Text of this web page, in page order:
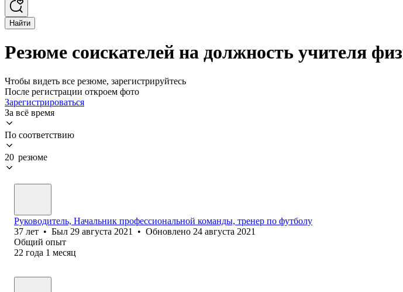
Найти
Резюме соискателей на должность учителя
Чтобы видеть все резюме, зарегистрируйтесь
После регистрации откроем фото
Зарегистрироваться
За всё время
По соответствию
20 резюме
Руководитель, Начальник профессиональной команды, тренер по футболу
37 лет • Был 29 августа 2021 • Обновлено 24 августа 2021
Общий опыт
22 года 1 месяц